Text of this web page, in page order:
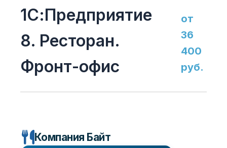
1С:Предприятие
8. Ресторан.
Фронт-офис
от
36
400
руб.
Компания Байт